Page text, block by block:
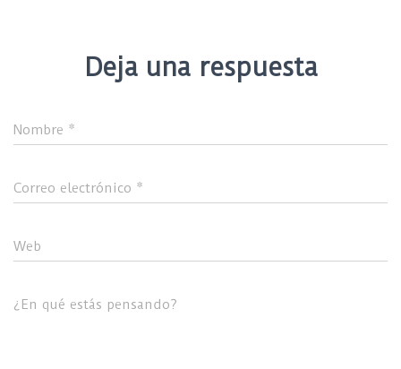
Deja una respuesta
Nombre *
Correo electrónico *
Web
¿En qué estás pensando?